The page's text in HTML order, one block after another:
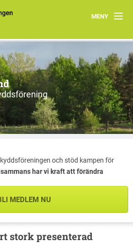
MENY
Hem
Om oss och vår förening
Styrelsen 2026
Protokoll
Natur i Kalmar län
och stöd kampen för
har vi kraft att förändra
MEDLEM NU
stork presenterad